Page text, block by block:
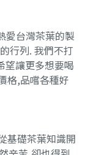
愛台灣茶葉的製
行列. 我們不打
望讓更多想要喝
格,品嚐各種好
基礎茶葉知識開